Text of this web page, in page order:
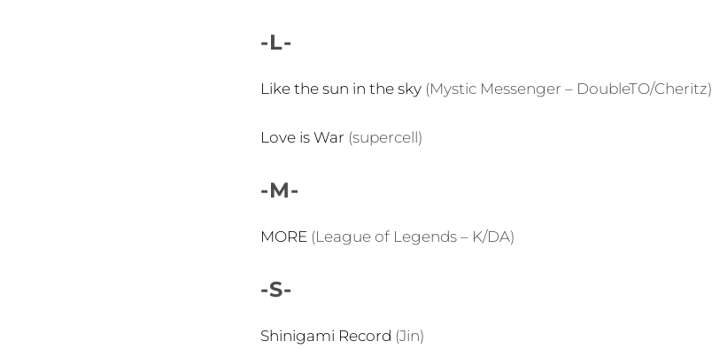
-L-
Like the sun in the sky (Mystic Messenger – DoubleTO/Cheritz)
Love is War (supercell)
-M-
MORE (League of Legends – K/DA)
-S-
Shinigami Record (Jin)